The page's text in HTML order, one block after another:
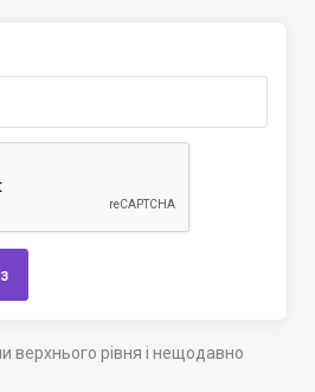
верхнього рівня і нещодавно